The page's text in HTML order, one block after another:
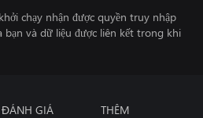
chạy nhận được quyền truy nhập
và dữ liệu được liên kết trong khi
ĐÁNH GIÁ THÊM